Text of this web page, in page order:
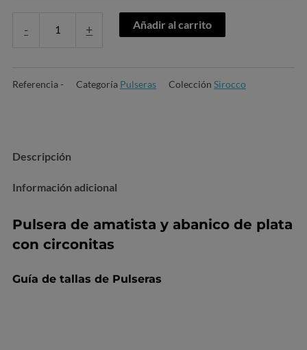
- + Añadir al carrito
Referencia - Categoría Pulseras Colección Sirocco
Descripción
Información adicional
Pulsera de amatista y abanico de plata
con circonitas
Guía de tallas de Pulseras